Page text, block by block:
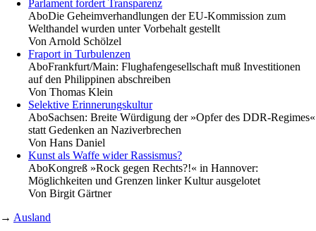
Parlament fordert Transparenz
AboDie Geheimverhandlungen der EU-Kommission zum
Welthandel wurden unter Vorbehalt gestellt
Von Arnold Schölzel
Fraport in Turbulenzen
AboFrankfurt/Main: Flughafengesellschaft muß Investitionen
auf den Philippinen abschreiben
Von Thomas Klein
Selektive Erinnerungskultur
AboSachsen: Breite Würdigung der »Opfer des DDR-Regimes«
statt Gedenken an Naziverbrechen
Von Hans Daniel
Kunst als Waffe wider Rassismus?
AboKongreß »Rock gegen Rechts?!« in Hannover:
Möglichkeiten und Grenzen linker Kultur ausgelotet
Von Birgit Gärtner
→ Ausland